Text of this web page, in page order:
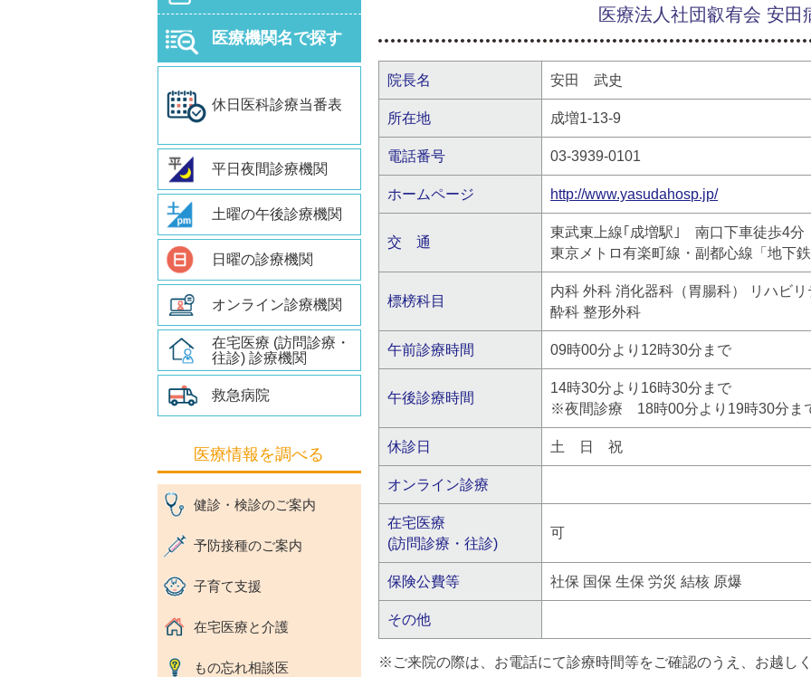
医療法人社団叡宥会 安田
院長名 安田 武史
所在地 成増1-13-9
電話番号 03-3939-0101
ホームページ http://www.yasudahosp.jp/
交 通
東武東上線｢成増駅｣ 南口下車徒歩4分
東京メトロ有楽町線・副都心線「地下
標榜科目
内科 外科 消化器科（胃腸科） リハビ
酔科 整形外科
午前診療時間 09時00分より12時30分まで
午後診療時間
14時30分より16時30分まで
※夜間診療 18時00分より19時30分ま
休診日 土 日 祝
オンライン診療
在宅医療
(訪問診療・往診)
可
保険公費等 社保 国保 生保 労災 結核 原爆
その他
※ご来院の際は、お電話にて診療時間等をご確認のうえ、お越しく
医療機関名で探す
休日医科診療当番表
平日夜間診療機関
土曜の午後診療機関
日曜の診療機関
オンライン診療機関
在宅医療 (訪問診療・
往診) 診療機関
救急病院
医療情報を調べる
健診・検診のご案内
予防接種のご案内
子育て支援
在宅医療と介護
もの忘れ相談医